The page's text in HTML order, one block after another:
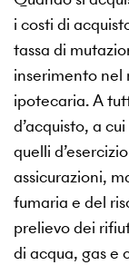
i costi di
tassa di
inserimento
ipotecaria. A
d’acquisto, a
quelli
assicurazioni,
fumaria e del
prelievo dei
di acqua, gas e